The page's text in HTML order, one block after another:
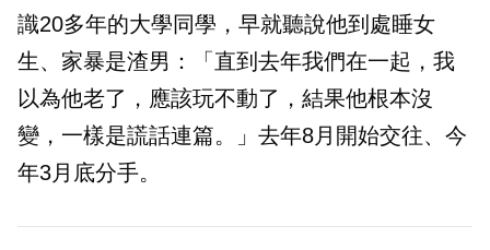
識20多年的大學同學，早就聽說他到處睡女
生、家暴是渣男：「直到去年我們在一起，我
以為他老了，應該玩不動了，結果他根本沒
變，一樣是謊話連篇。」去年8月開始交往、今
年3月底分手。